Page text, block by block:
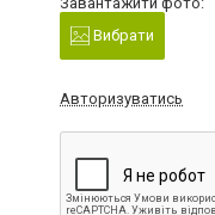
Вибрати
Авторизуватись